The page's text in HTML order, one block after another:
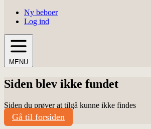
Ny beboer
Log ind
MENU
Siden blev ikke fundet
Siden du prøver at tilgå kunne ikke findes
Gå til forsiden